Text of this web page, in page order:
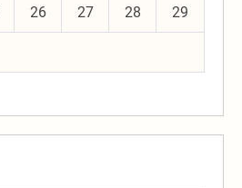
26 27 28 29